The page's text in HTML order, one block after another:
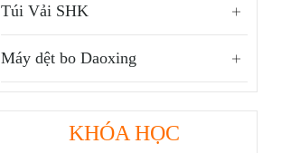
Túi Vải SHK
Máy dệt bo Daoxing
KHÓA HỌC